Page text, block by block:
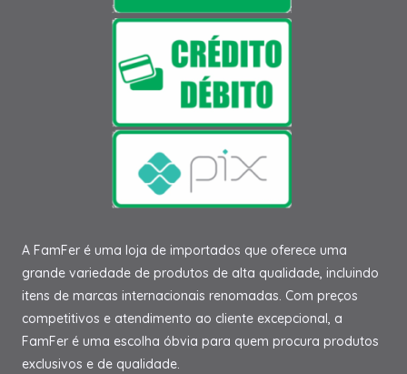
A FamFer é uma loja de importados que oferece uma
grande variedade de produtos de alta qualidade, incluindo
itens de marcas internacionais renomadas. Com preços
competitivos e atendimento ao cliente excepcional, a
FamFer é uma escolha óbvia para quem procura produtos
exclusivos e de qualidade.